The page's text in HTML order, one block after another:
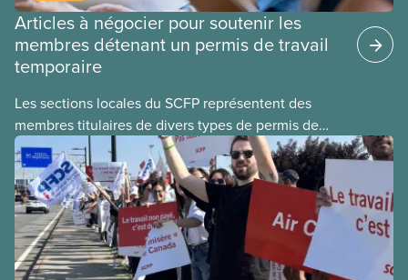
Articles à négocier pour soutenir les
membres détenant un permis de travail
temporaire
Les sections locales du SCFP représentent des
membres titulaires de divers types de permis de
travail temporaires, incluant les permis pour
travailleuses et travailleurs étrangers temporaires,
les permis d’études et les permis de
travail postdiplôme.